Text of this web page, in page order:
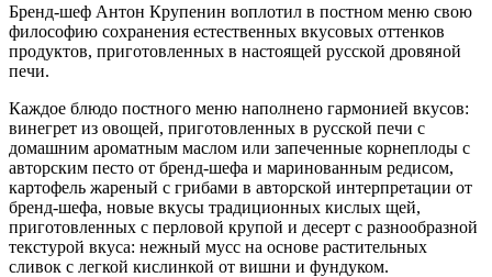
Бренд-шеф Антон Крупенин воплотил в постном меню свою
философию сохранения естественных вкусовых оттенков
продуктов, приготовленных в настоящей русской дровяной
печи.
Каждое блюдо постного меню наполнено гармонией вкусов:
винегрет из овощей, приготовленных в русской печи с
домашним ароматным маслом или запеченные корнеплоды с
авторским песто от бренд-шефа и маринованным редисом,
картофель жареный с грибами в авторской интерпретации от
бренд-шефа, новые вкусы традиционных кислых щей,
приготовленных с перловой крупой и десерт с разнообразной
текстурой вкуса: нежный мусс на основе растительных
сливок с легкой кислинкой от вишни и фундуком.